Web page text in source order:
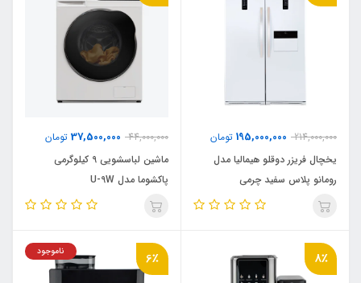
214,000,000
195,000,000 تومان
یخچال فریزر دوقلو هیمالیا مدل
رومانو پلاس سفید چرمی
44,000,000
37,500,000 تومان
ماشین لباسشویی 9 کیلوگرمی
پاکشوما مدل U-9W
8٪ 6٪ ناموجود